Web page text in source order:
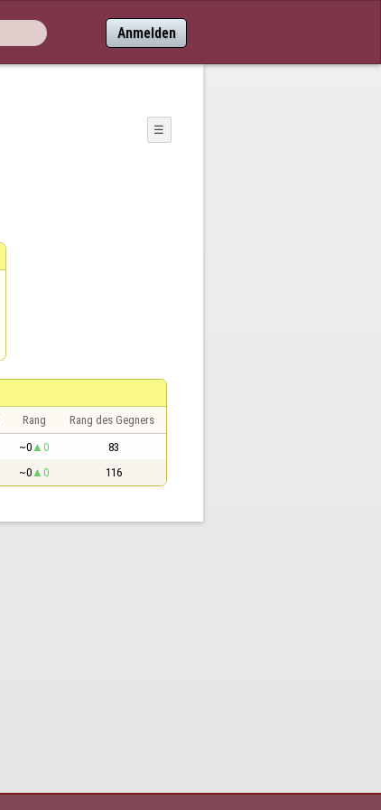
Anmelden
☰
Rang Rang des Gegners
~0 0 83
~0 0 116